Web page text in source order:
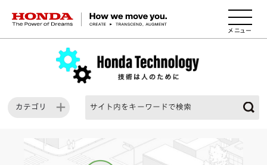
HONDA The Power of Dreams
カテゴリ